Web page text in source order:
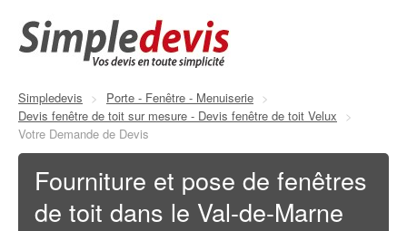
Simpledevis > Porte - Fenêtre - Menuiserie >
Devis fenêtre de toit sur mesure - Devis fenêtre de toit Velux
>
Votre Demande de Devis
Fourniture et pose de fenêtres
de toit dans le Val-de-Marne